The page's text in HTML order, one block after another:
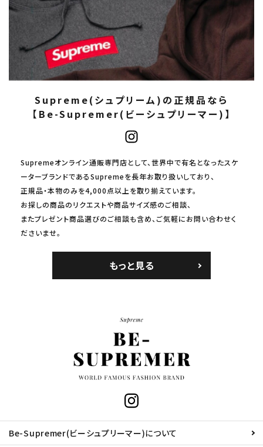
Supreme(シュプリーム)の正規品なら
【Be-Supremer(ビーシュプリーマー)】
Supremeオンライン通販専門店として、世界中で有名となったスケ
ーターブランドであるSupremeを長年お取り扱いしており、
正規品・本物のみを4,000点以上を取り揃えています。
お探しの商品のリクエストや商品サイズ感のご相談、
またプレゼント商品選びのご相談も含め、ご気軽にお問い合わせく
ださいませ。
もっと見る
Be-Supremer(ビーシュプリーマー)について